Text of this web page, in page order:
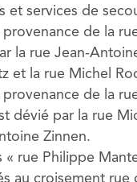
et services de
provenance de la
la rue Jean-
et la rue Michel
provenance de la
dévié par la rue
Zinnen.
« rue Philippe
au croisement rue